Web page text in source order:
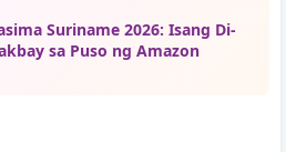
Suriname 2026: Isang Di-
sa Puso ng Amazon